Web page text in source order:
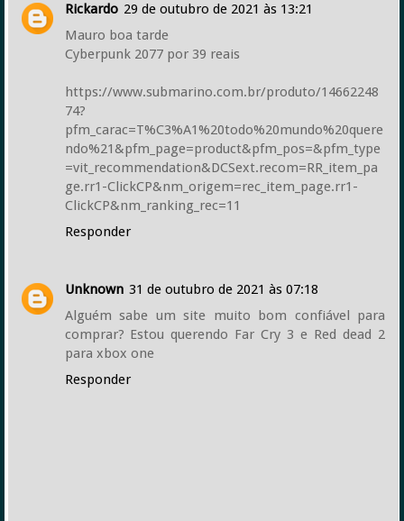
Rickardo 29 de outubro de 2021 às 13:21
Mauro boa tarde
Cyberpunk 2077 por 39 reais
https://www.submarino.com.br/produto/14662248
74?
pfm_carac=T%C3%A1%20todo%20mundo%20quere
ndo%21&pfm_page=product&pfm_pos=&pfm_type
=vit_recommendation&DCSext.recom=RR_item_pa
ge.rr1-ClickCP&nm_origem=rec_item_page.rr1-
ClickCP&nm_ranking_rec=11
Responder
Unknown 31 de outubro de 2021 às 07:18
Alguém sabe um site muito bom confiável para
comprar? Estou querendo Far Cry 3 e Red dead 2
para xbox one
Responder